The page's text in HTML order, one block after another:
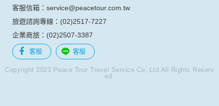
資料使用:
本公司不會向任何人出售或出借您的個人識別資料。
資料：
1.遵守法令或政府機關的要求；或我們發覺您在網站上的行為
違反本公司旗下網站的會員條款或產品、服務的特定使用指
南。
2.為了保護使用者個人隱私，我們無法為您查詢其他使用者的
客服信箱：service@peacetour.com.tw
旅遊諮詢專線：(02)2517-7227
企業商旅：(02)2507-3387
客服 客服
Copyright 2023 Peace Tour Travel Service Co.,Ltd All Rights Reserv
ed.